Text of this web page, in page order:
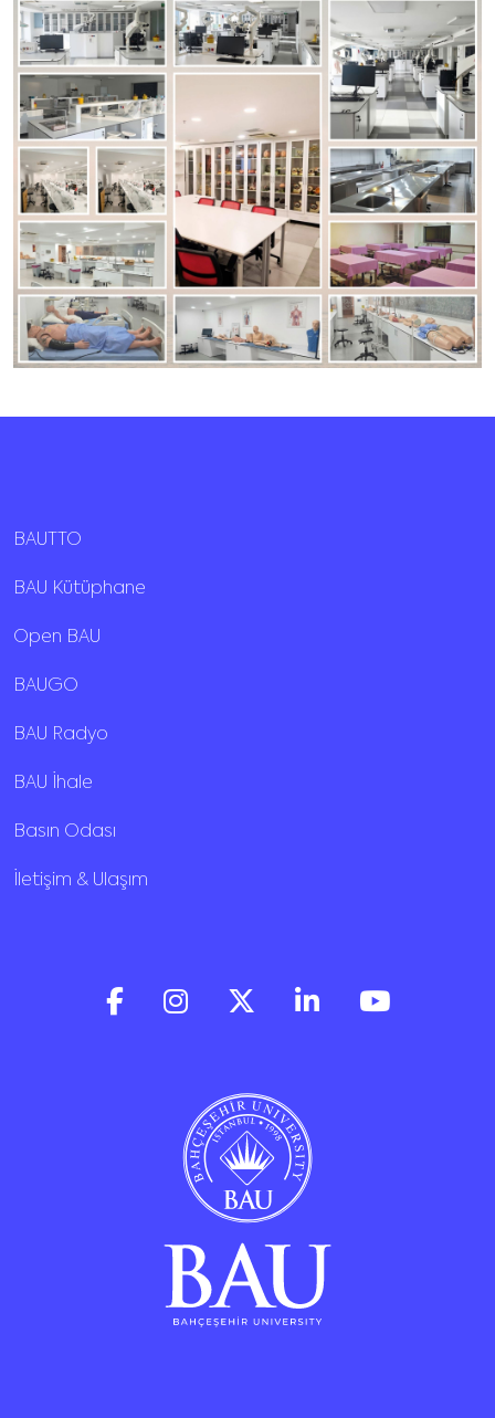
BAUTTO
BAU Kütüphane
Open BAU
BAUGO
BAU Radyo
BAU İhale
Basın Odası
İletişim & Ulaşım